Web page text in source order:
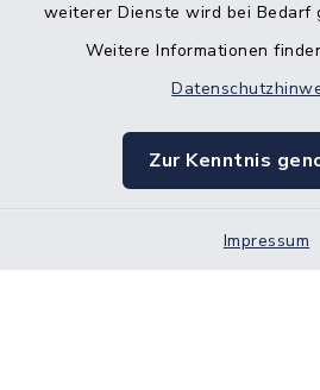
weiterer Dienste wird bei Bedarf
Weitere Informationen
Zur Kenntnis
Impressum
Kontakt
Datenschutz
Impressum